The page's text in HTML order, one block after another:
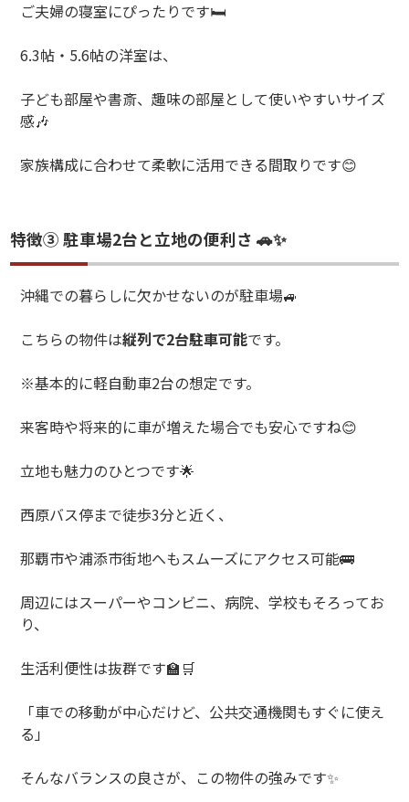
ご夫婦の寝室にぴったりです🛏️
6.3帖・ 5.6帖の洋室は、
子ども部屋や書斎、趣味の部屋として使いやすいサイズ
感🎶
家族構成に合わせて柔軟に活用できる間取りです😊
特徴③ 駐車場2台と立地の便利さ 🚗✨
沖縄での暮らしに欠かせないのが駐車場🚙
こちらの物件は縦列で2台駐車可能です。
※基本的に軽自動車2台の想定です。
来客時や将来的に車が増えた場合でも安心ですね😊
立地も魅力のひとつです🌟
西原バス停まで徒歩3分と近く、
那覇市や浦添市街地へもスムーズにアクセス可能🚌
周辺にはスーパーやコンビニ、病院、学校もそろってお
り、
生活利便性は抜群です🏫🛒
「車での移動が中心だけど、公共交通機関もすぐに使え
る」
そんなバランスの良さが、この物件の強みです✨